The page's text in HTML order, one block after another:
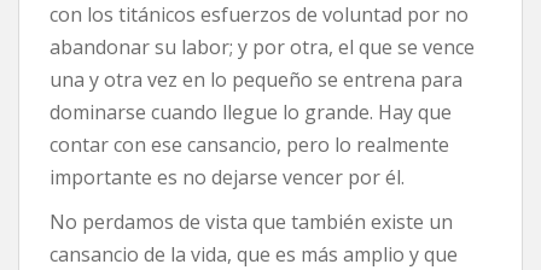
con los titánicos esfuerzos de voluntad por no
abandonar su labor; y por otra, el que se vence
una y otra vez en lo pequeño se entrena para
dominarse cuando llegue lo grande. Hay que
contar con ese cansancio, pero lo realmente
importante es no dejarse vencer por él.
No perdamos de vista que también existe un
cansancio de la vida, que es más amplio y que